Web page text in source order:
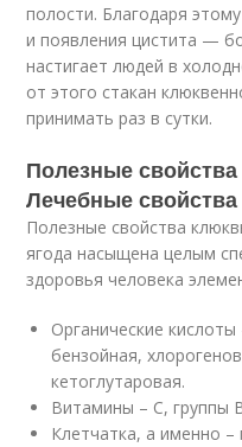
полости. Благодаря
и появления цистита —
настигает людей в
от этого стакан
принимать раз в сутки.
Полезные
Лечебные свойства
Полезные свойства
ягода насыщена целым
здоровья человека
Органические
бензойная,
кетоглутаровая.
Витамины – С, группы
Клетчатка, а именно –